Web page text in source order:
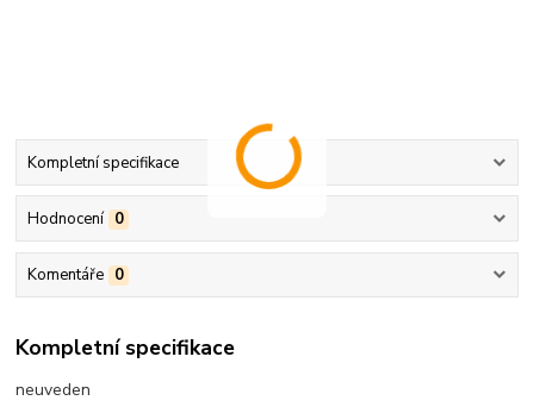
Kompletní specifikace
Hodnocení 0
Komentáře 0
Kompletní specifikace
neuveden